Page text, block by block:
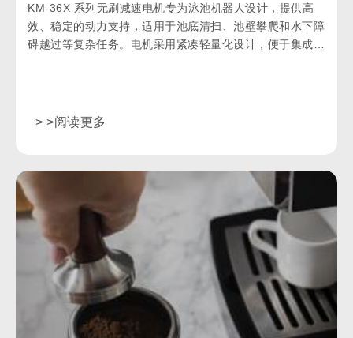
KM-36X 系列无刷减速电机专为泳池机器人设计，提供高
效、稳定的动力支持，适用于池底清扫、池壁攀爬和水下障
碍越过等复杂任务。电机采用紧凑轻量化设计，便于集成于
> >阅读更多